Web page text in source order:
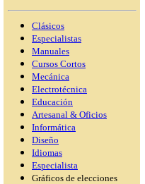
Clásicos
Especialistas
Manuales
Cursos Cortos
Mecánica
Electrotécnica
Educación
Artesanal & Oficios
Informática
Diseño
Idiomas
Especialista
Gráficos de elecciones